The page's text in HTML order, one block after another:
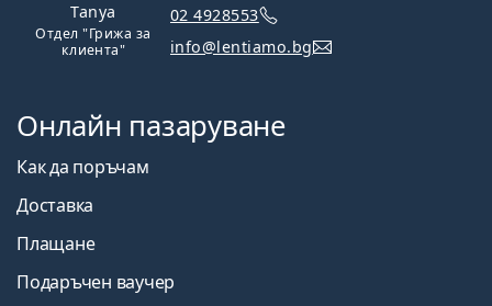
Tanya
Отдел "Грижа за
клиента"
02 4928553
info@lentiamo.bg
Онлайн пазаруване
Как да поръчам
Доставка
Плащане
Подаръчен ваучер